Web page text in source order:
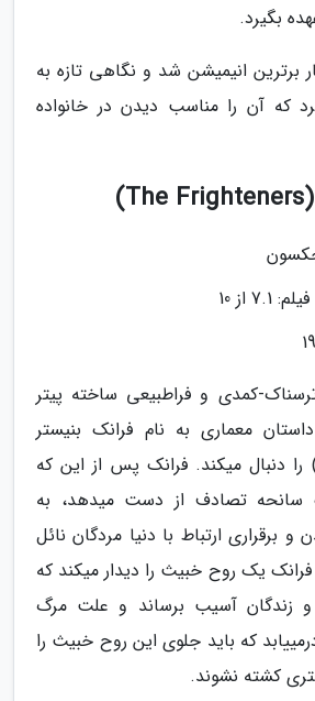
برترین انیمیشن شد و نگاهی تازه به
که آن را مناسب دیدن در خانواده
جکسون
کمدی و فراطبیعی ساخته پیتر
معماری به نام فرانک بنیستر
دنبال میکند. فرانک پس از این که
تصادف از دست میدهد، به
و برقراری ارتباط با دنیا مردگان نائل
یک روح خبیث را دیدار میکند که
و زندگان آسیب برساند و علت مرگ
که باید جلوی این روح خبیث را
کشته نشوند.